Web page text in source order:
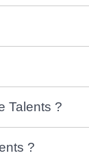
Talents ?
?